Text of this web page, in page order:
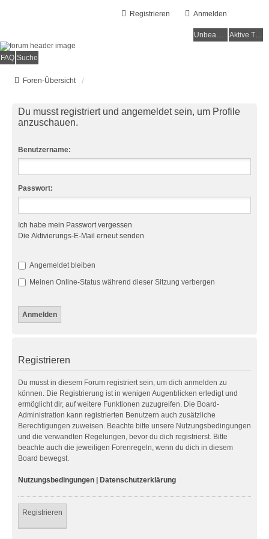
Anmelden
Registrieren
Unbeantwortete Themen Aktive Themen
FAQ Suche
Foren-Übersicht
Du musst registriert und angemeldet sein, um Profile
anzuschauen.
Benutzername:
Passwort:
Ich habe mein Passwort vergessen
Die Aktivierungs-E-Mail erneut senden
Angemeldet bleiben
Meinen Online-Status während dieser Sitzung verbergen
Registrieren
Du musst in diesem Forum registriert sein, um dich anmelden zu
können. Die Registrierung ist in wenigen Augenblicken erledigt und
ermöglicht dir, auf weitere Funktionen zuzugreifen. Die Board-
Administration kann registrierten Benutzern auch zusätzliche
Berechtigungen zuweisen. Beachte bitte unsere Nutzungsbedingungen
und die verwandten Regelungen, bevor du dich registrierst. Bitte
beachte auch die jeweiligen Forenregeln, wenn du dich in diesem
Board bewegst.
Nutzungsbedingungen Datenschutzerklärung
Registrieren